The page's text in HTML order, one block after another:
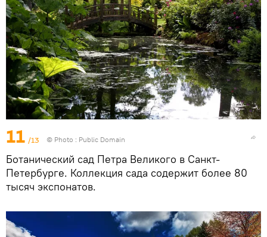
11 /13 © Photo : Public Domain
Ботанический сад Петра Великого в Санкт-
Петербурге. Коллекция сада содержит более 80
тысяч экспонатов.